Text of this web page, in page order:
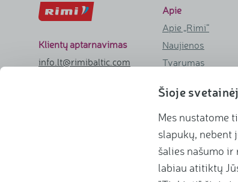
Šioje
Mes nustatome
slapukų, nebent
šalies našumo
labiau atitiktų
Klientų aptarnavimas
info.lt@rimibaltic.com
Apie
Apie „Rimi“
Naujienos
Tvarumas
Vadovų komanda
Istorija
Karjera
Parduotuvės
Kontaktai